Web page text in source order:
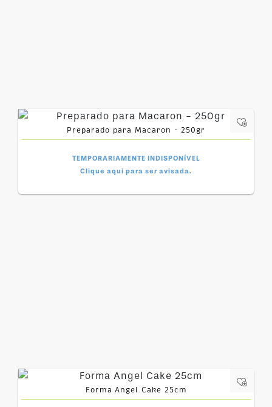
Preparado para Macaron - 250gr
TEMPORARIAMENTE INDISPONÍVEL
Clique aqui para ser avisada.
Forma Angel Cake 25cm